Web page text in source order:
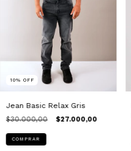
10% OFF
Jean Basic Relax Gris
$30.000,00 $27.000,00
COMPRAR